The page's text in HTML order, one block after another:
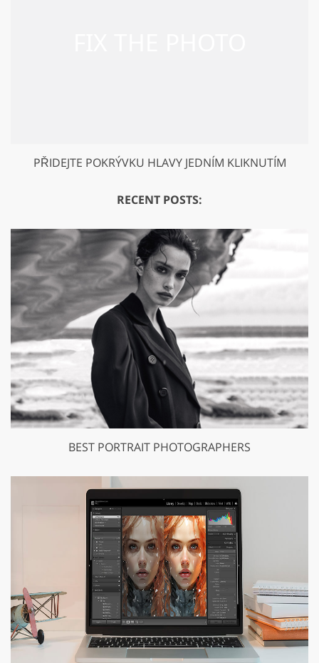
PŘIDEJTE POKRÝVKU HLAVY JEDNÍM KLIKNUTÍM
RECENT POSTS:
BEST PORTRAIT PHOTOGRAPHERS